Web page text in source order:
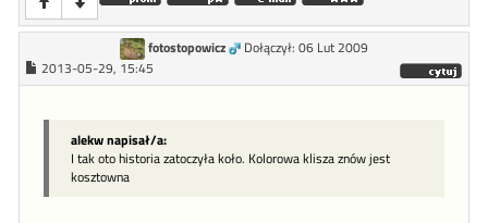
fotostopowicz
Dołączył: 06 Lut 2009
2013-05-29, 15:45
alekw napisał/a:
I tak oto historia zatoczyła koło. Kolorowa klisza znów jest
kosztowna